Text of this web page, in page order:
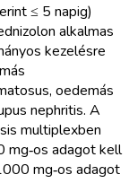
≤ 5 napig)
alkalmas
kezelésre
oedemás
nephritis. A
multiplexben
mg‑os adagot kell
mg‑os adagot